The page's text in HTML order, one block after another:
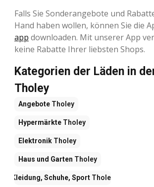
Falls Sie Sonderangebote und
Hand haben wollen, können Sie die
app downloaden. Mit unserer App
keine Rabatte Ihrer liebsten Shops.
Kategorien der Läden in
Tholey
Angebote Tholey
Hypermärkte Tholey
Elektronik Tholey
Haus und Garten Tholey
Kleidung, Schuhe, SportTholey